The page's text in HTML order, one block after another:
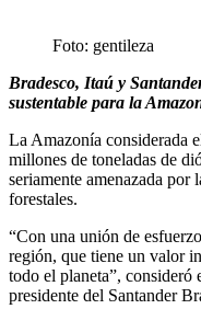
Foto: gentileza
Bradesco, Itaú y
sustentable para la
La Amazonía considerada
millones de toneladas de
seriamente amenazada
forestales.
“Con una unión de
región, que tiene un valor
todo el planeta”, consideró
presidente del Santander